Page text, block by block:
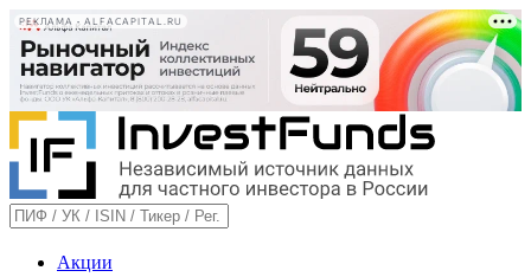
РЕКЛАМА • ALFACAPITAL.RU
Акции